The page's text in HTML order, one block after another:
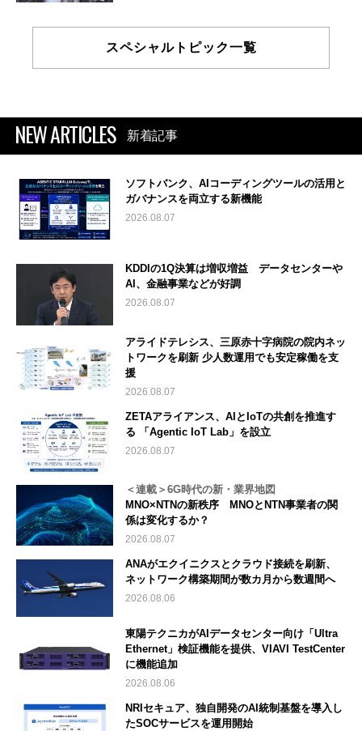
スペシャルトピック一覧
NEW ARTICLES 新着記事
ソフトバンク、AIコーディングツールの活用と
ガバナンスを両立する新機能
2026.08.07
KDDIの1Q決算は増収増益 データセンターや
AI、金融事業などが好調
2026.08.07
アライドテレシス、三原赤十字病院の院内ネッ
トワークを刷新 少人数運用でも安定稼働を支
援
2026.08.07
ZETAアライアンス、AIとIoTの共創を推進す
る 「Agentic IoT Lab」を設立
2026.08.07
＜連載＞6G時代の新・業界地図
MNO×NTNの新秩序 MNOとNTN事業者の関
係は変化するか？
2026.08.07
ANAがエクイニクスとクラウド接続を刷新、
ネットワーク構築期間が数カ月から数週間へ
2026.08.06
東陽テクニカがAIデータセンター向け「Ultra
Ethernet」検証機能を提供、VIAVI TestCenter
に機能追加
2026.08.06
NRIセキュア、独自開発のAI統制基盤を導入し
たSOCサービスを運用開始